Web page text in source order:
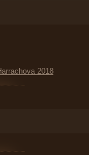
2018